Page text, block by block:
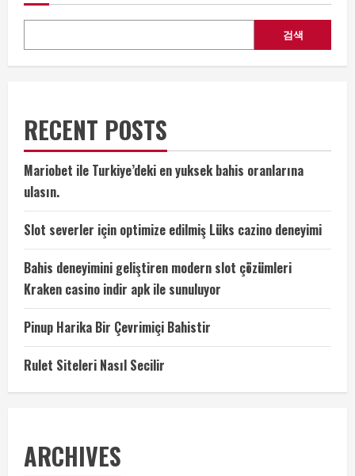
검색
RECENT POSTS
Mariobet ile Turkiye’deki en yuksek bahis oranlarına
ulasın.
Slot severler için optimize edilmiş Lüks cazino deneyimi
Bahis deneyimini geliştiren modern slot çözümleri
Kraken casino indir apk ile sunuluyor
Pinup Harika Bir Çevrimiçi Bahistir
Rulet Siteleri Nasıl Secilir
ARCHIVES